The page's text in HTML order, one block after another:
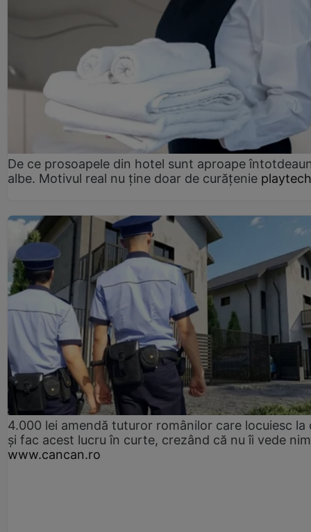
De ce prosoapele din hotel sunt aproape
albe. Motivul real nu ține doar de curățenie
4.000 lei amendă tuturor românilor care locuiesc la
și fac acest lucru în curte, crezând că nu îi vede
www.cancan.ro